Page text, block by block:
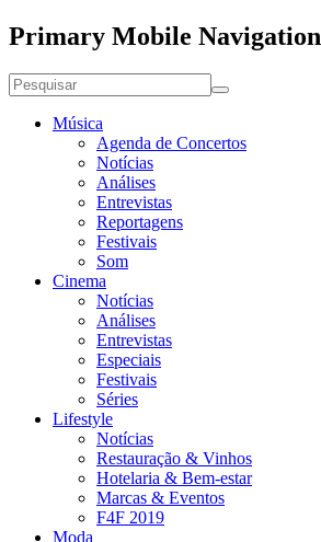
Primary Mobile Navigation
Música
Agenda de Concertos
Notícias
Análises
Entrevistas
Reportagens
Festivais
Som
Cinema
Notícias
Análises
Entrevistas
Especiais
Festivais
Séries
Lifestyle
Notícias
Restauração & Vinhos
Hotelaria & Bem-estar
Marcas & Eventos
F4F 2019
Moda